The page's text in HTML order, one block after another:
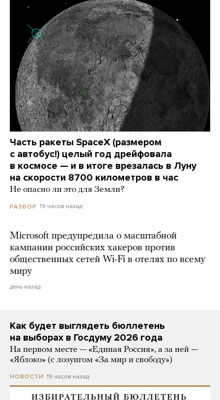
Часть ракеты SpaceX (размером
с автобус!) целый год дрейфовала
в космосе — и в итоге врезалась в Луну
на скорости 8700 километров в час
Не опасно ли это для Земли?
РАЗБОР 19 часов назад
Microsoft предупредила о масштабной
кампании российских хакеров против
общественных сетей Wi-Fi в отелях по всему
миру
день назад
Как будет выглядеть бюллетень
на выборах в Госдуму 2026 года
На первом месте — «Единая Россия», а за ней —
«Яблоко» (с лозунгом «За мир и свободу»)
НОВОСТИ 19 часов назад